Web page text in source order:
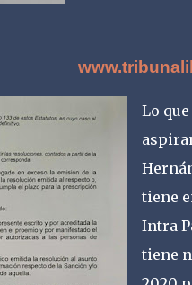
Lo
tiene
Intra
tiene